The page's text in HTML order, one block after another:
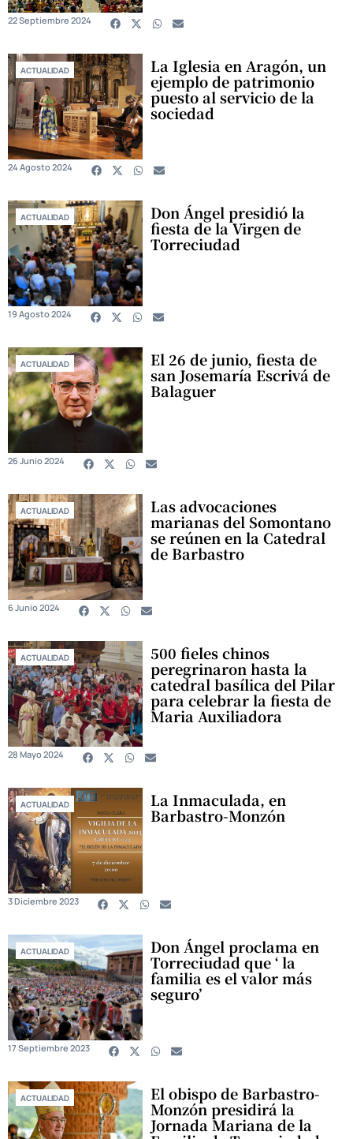
22 Septiembre 2024
ACTUALIDAD La Iglesia en Aragón, un
ejemplo de patrimonio
puesto al servicio de la
sociedad
24 Agosto 2024
ACTUALIDAD Don Ángel presidió la
fiesta de la Virgen de
Torreciudad
19 Agosto 2024
ACTUALIDAD El 26 de junio, fiesta de
san Josemaría Escrivá de
Balaguer
26 Junio 2024
ACTUALIDAD Las advocaciones
marianas del Somontano
se reúnen en la Catedral
de Barbastro
6 Junio 2024
ACTUALIDAD 500 fieles chinos
peregrinaron hasta la
catedral basílica del Pilar
para celebrar la fiesta de
Maria Auxiliadora
28 Mayo 2024
ACTUALIDAD La Inmaculada, en
Barbastro-Monzón
3 Diciembre 2023
ACTUALIDAD Don Ángel proclama en
Torreciudad que ‘ la
familia es el valor más
seguro’
17 Septiembre 2023
ACTUALIDAD El obispo de Barbastro-
Monzón presidirá la
Jornada Mariana de la